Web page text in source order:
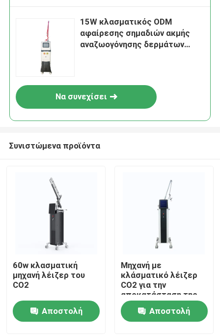
Σπίτι
Προϊόντα
15W κλασματικός ODM
αφαίρεσης σημαδιών ακμής
αναζωογόνησης δερμάτων
Να συνεχίσει
Συνιστώμενα προϊόντα
60w κλασματική
μηχανή λέιζερ του
CO2
Αποστολή
Μηχανή με
κλάσματικό λέιζερ
CO2 για την
αποκατάσταση της
επιφάνειας του
δέρματοςΑποστολή